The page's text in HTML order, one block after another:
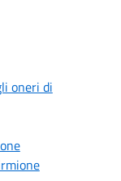
oneri di